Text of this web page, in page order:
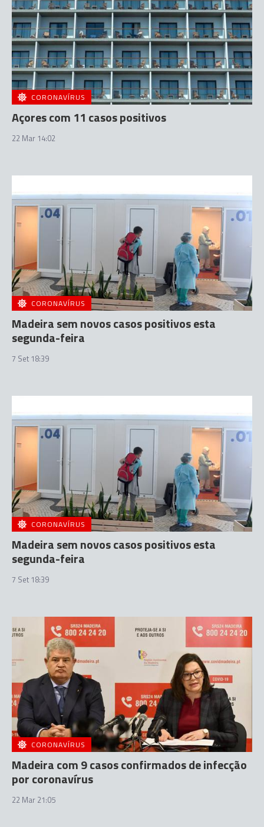
CORONAVÍRUS
Açores com 11 casos positivos
22 Mar 14:02
CORONAVÍRUS
Madeira sem novos casos positivos esta
segunda-feira
7 Set 18:39
CORONAVÍRUS
Madeira sem novos casos positivos esta
segunda-feira
7 Set 18:39
CORONAVÍRUS
Madeira com 9 casos confirmados de infecção
por coronavírus
22 Mar 21:05